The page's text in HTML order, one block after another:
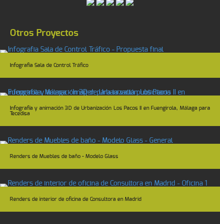
Otros Proyectos
Infografia Sala de Control Tráfico
Infografía y animación 3D de Urbanización Los Pacos II en Fuengirola, Málaga para
Tecedisa
Renders de Muebles de baño - Modelo Glass
Renders de interior de oficina de Consultora en Madrid